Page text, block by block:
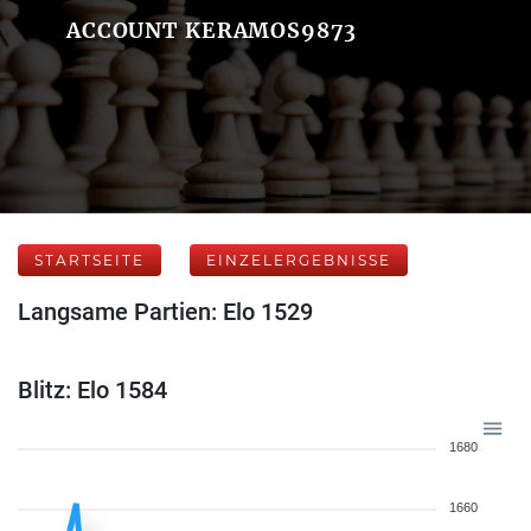
ACCOUNT KERAMOS9873
STARTSEITE EINZELERGEBNISSE
Langsame Partien: Elo 1529
Blitz: Elo 1584
1680
1660